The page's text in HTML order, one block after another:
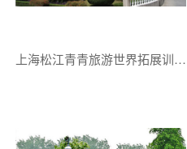
上海松江青青旅游世界拓展训练基地